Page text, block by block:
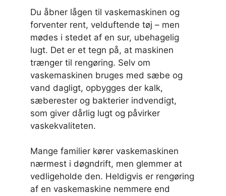
Du åbner lågen til vaskemaskinen og
forventer rent, velduftende tøj – men
mødes i stedet af en sur, ubehagelig
lugt. Det er et tegn på, at maskinen
trænger til rengøring. Selv om
vaskemaskinen bruges med sæbe og
vand dagligt, opbygges der kalk,
sæberester og bakterier indvendigt,
som giver dårlig lugt og påvirker
vaskekvaliteten.
Mange familier kører vaskemaskinen
nærmest i døgndrift, men glemmer at
vedligeholde den. Heldigvis er rengøring
af en vaskemaskine nemmere end